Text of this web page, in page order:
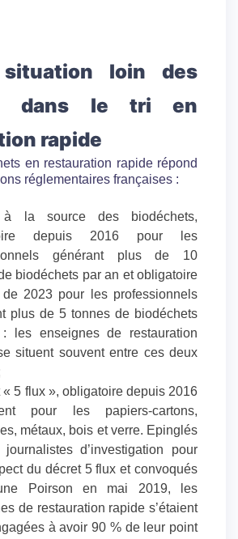
loin des
dans le tri en
rapide
en restauration rapide répond
réglementaires françaises :
la source des biodéchets,
depuis 2016 pour les
générant plus de 10
biodéchets par an et obligatoire
2023 pour les professionnels
plus de 5 tonnes de biodéchets
les enseignes de restauration
situent souvent entre ces deux
« 5 flux », obligatoire depuis 2016
pour les papiers-cartons,
métaux, bois et verre. Epinglés
d’investigation pour
du décret 5 flux et convoqués
Poirson en mai 2019, les
de restauration rapide s’étaient
à avoir 90 % de leur point